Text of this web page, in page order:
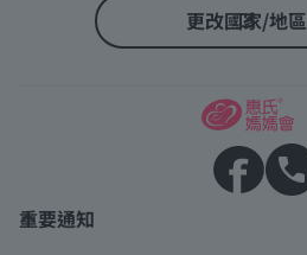
更改國家/地區
重要通知